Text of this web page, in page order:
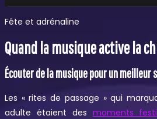
Fête et adrénaline
Quand la musique active la
Écouter de la musique pour un
Les « rites de passage » qui
adulte étaient des moments